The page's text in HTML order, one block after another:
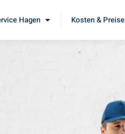
Hagen Kosten & Preise